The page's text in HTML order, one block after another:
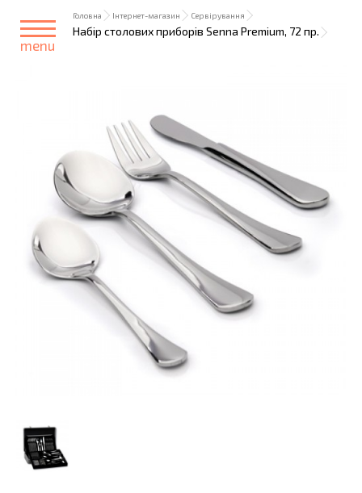
menu
Головна Інтернет-магазин Сервірування
Набір столових приборів Senna Premium, 72 пр.